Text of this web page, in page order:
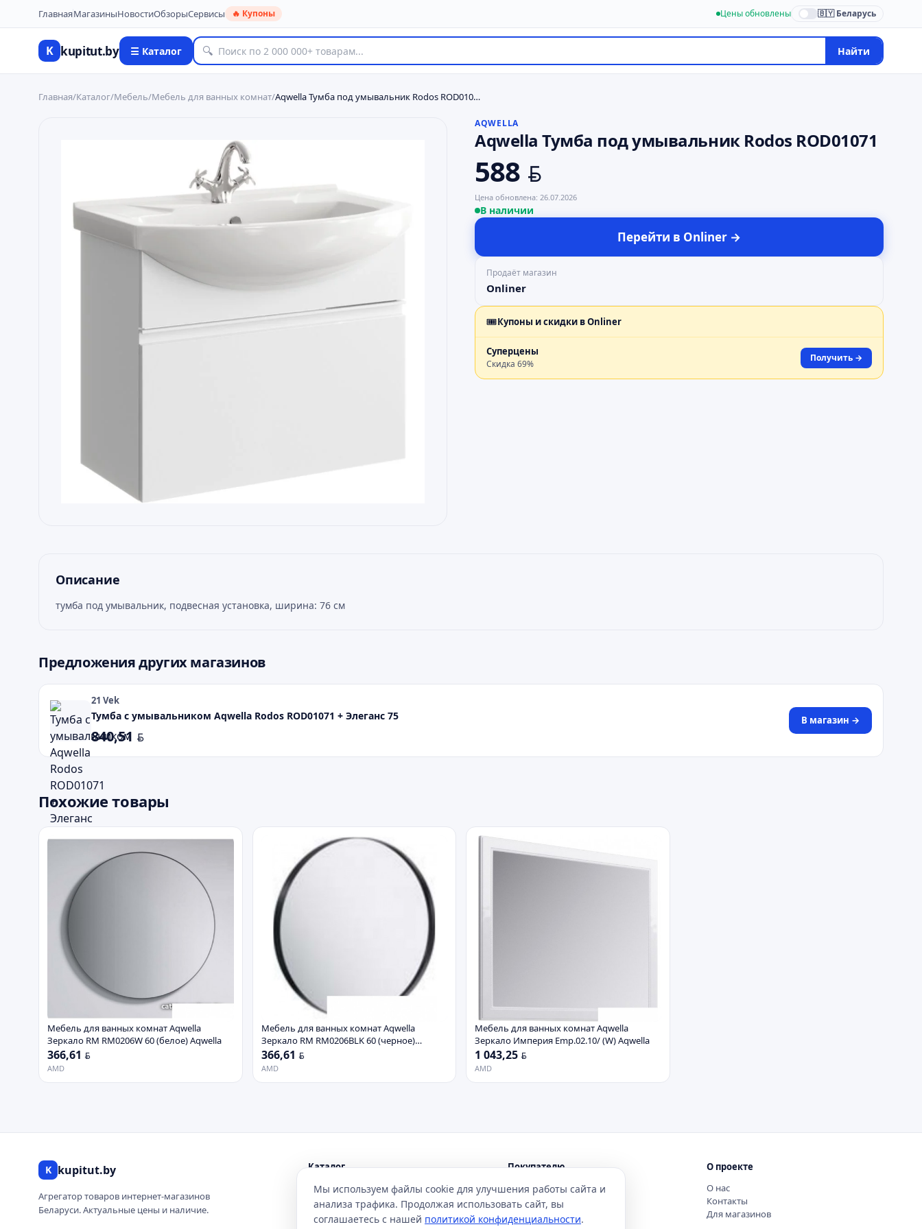
ГлавнаяМагазиныНовостиОбзорыСервисы 🔥 Купоны Цены обновлены 🇧🇾 Беларусь
K kupitut.by ☰ Каталог 🔍 Найти
Главная/Каталог/Мебель/Мебель для ванных комнат/ Aqwella Тумба под умывальник Rodos ROD01071
AQWELLA
Aqwella Тумба под умывальник Rodos ROD01071
588 BYN
Цена обновлена: 26.07.2026
В наличии
Перейти в Onliner →
Продаёт магазин
Onliner
🎟️Купоны и скидки вOnliner
Суперцены
Скидка 69%
Получить →
Описание
тумба под умывальник, подвесная установка, ширина: 76 см
Предложения других магазинов
21 Vek
Тумба с умывальником Aqwella Rodos ROD01071 + Элеганс 75
840,51 BYN
В магазин →
Похожие товары
Мебель для ванных комнат Aqwella
Зеркало RM RM0206W 60 (белое) Aqwella
366,61 BYN
AMD
Мебель для ванных комнат Aqwella
Зеркало RM RM0206BLK 60 (черное)
Aqwella
366,61 BYN
AMD
Мебель для ванных комнат Aqwella
Зеркало Империя Emp.02.10/ (W) Aqwella
1 043,25 BYN
AMD
K kupitut.by
Агрегатор товаров интернет-магазинов
Беларуси. Актуальные цены и наличие.
Каталог
Все категории
Магазины
Покупателю
Обзоры товаров
Новости акций
О проекте
О нас
Контакты
Для магазинов
Мы используем файлы cookie для улучшения работы сайта и
анализа трафика. Продолжая использовать сайт, вы
соглашаетесь с нашей политикой конфиденциальности.